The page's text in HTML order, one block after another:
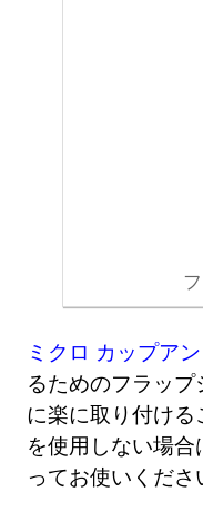
ミクロ カップア
るためのフラッ
に楽に取り付け
を使用しない場
ってお使いくださ